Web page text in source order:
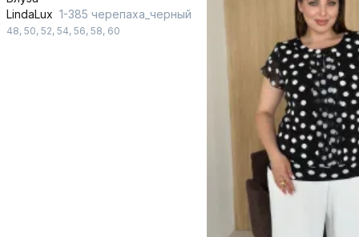
LindaLux 1-385 черепаха_черный
48, 50, 52, 54, 56, 58, 60